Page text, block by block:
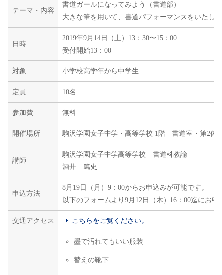
テーマ・内容
書道ガールになってみよう（書道部）
大きな筆を用いて、書道パフォーマンスをいたし
日時
2019年9月14日（土）13：30〜15：00
受付開始13：00
対象 小学校高学年から中学生
定員 10名
参加費 無料
開催場所 駒沢学園女子中学・高等学校 1階 書道室・第2体
講師
駒沢学園女子中学高等学校 書道科教諭
酒井 篤史
申込方法
8月19日（月）9：00からお申込みが可能です。
以下のフォームより9月12日（木）16：00迄にお申
交通アクセス こちらをご覧ください。
墨で汚れてもいい服装
替えの靴下